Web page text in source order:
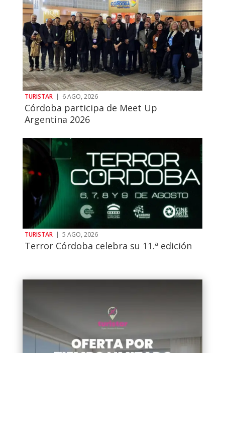
TURISTAR | 6 AGO, 2026
Córdoba participa de Meet Up
Argentina 2026
TURISTAR | 5 AGO, 2026
Terror Córdoba celebra su 11.ª edición